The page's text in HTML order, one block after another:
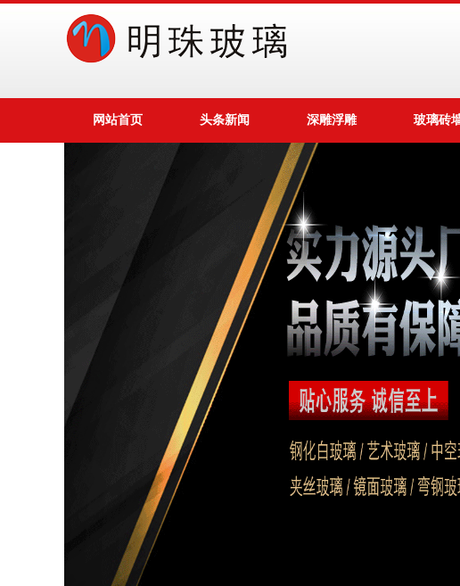
网站首页 头条新闻 深雕浮雕 玻璃砖